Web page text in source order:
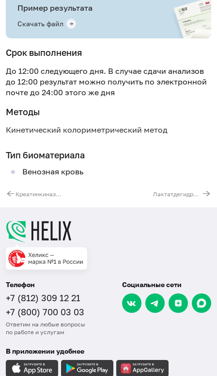
Пример результата
Скачать файл
Срок выполнения
До 12:00 следующего дня. В случае сдачи анализов
до 12:00 результат можно получить по электронной
почте до 24:00 этого же дня
Методы
Кинетический колориметрический метод
Тип биоматериала
Венозная кровь
Креатинкиназа MB Лактатдегидрогеназа (ЛДГ) общая
Телефон
+7 (812) 309 12 21
+7 (800) 700 03 03
Ответим на любые вопросы
по работе и услугам
Социальные сети
В приложении удобнее